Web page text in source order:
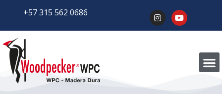
+57 315 562 0686